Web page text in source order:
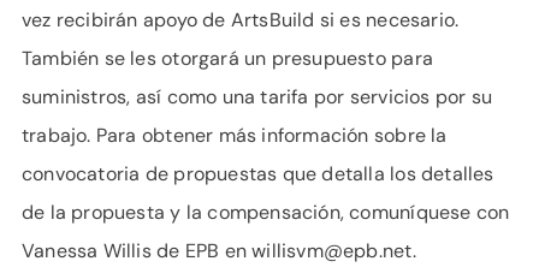
vez recibirán apoyo de ArtsBuild si es necesario.
También se les otorgará un presupuesto para
suministros, así como una tarifa por servicios por su
trabajo. Para obtener más información sobre la
convocatoria de propuestas que detalla los detalles
de la propuesta y la compensación, comuníquese con
Vanessa Willis de EPB en willisvm@epb.net.